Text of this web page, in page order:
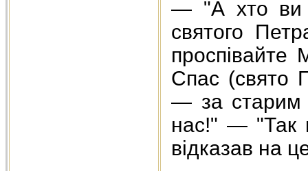
— "А хто ви
святого
Спас (свято
— за старим
нас!" — "Так
відказав на